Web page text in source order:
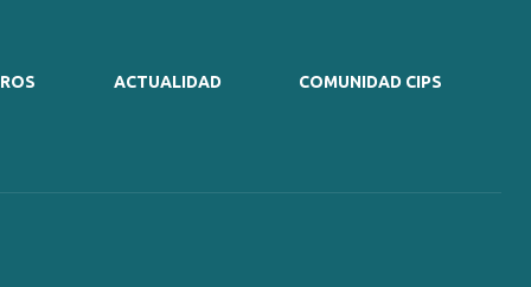
ACTUALIDAD COMUNIDAD CIPS